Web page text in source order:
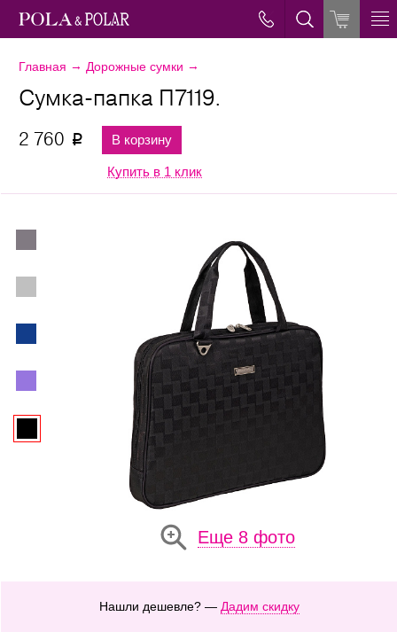
Главная → Дорожные сумки →
Еще 8 фото
Сумка-папка П7119.
2 760 p В корзину
Купить в 1 клик
Нашли дешевле? — Дадим скидку